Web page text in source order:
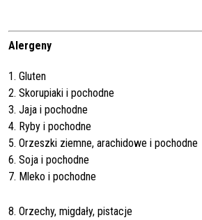
Alergeny
1. Gluten
2. Skorupiaki i pochodne
3. Jaja i pochodne
4. Ryby i pochodne
5. Orzeszki ziemne, arachidowe i pochodne
6. Soja i pochodne
7. Mleko i pochodne
8. Orzechy, migdały, pistacje